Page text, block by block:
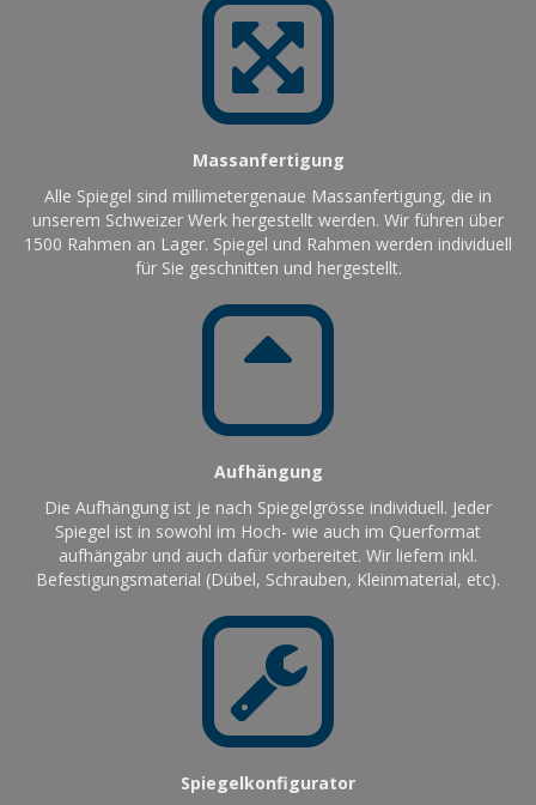
Massanfertigung
Alle Spiegel sind millimetergenaue Massanfertigung, die in
unserem Schweizer Werk hergestellt werden. Wir führen über
1500 Rahmen an Lager. Spiegel und Rahmen werden individuell
für Sie geschnitten und hergestellt.
Aufhängung
Die Aufhängung ist je nach Spiegelgrösse individuell. Jeder
Spiegel ist in sowohl im Hoch- wie auch im Querformat
aufhängabr und auch dafür vorbereitet. Wir liefern inkl.
Befestigungsmaterial (Dübel, Schrauben, Kleinmaterial, etc).
Spiegelkonfigurator